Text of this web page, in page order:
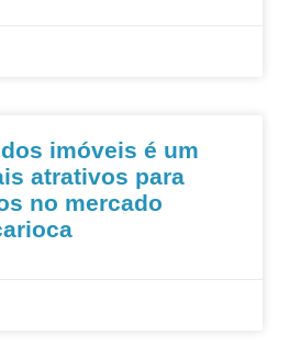
imóveis é um
atrativos para
no mercado